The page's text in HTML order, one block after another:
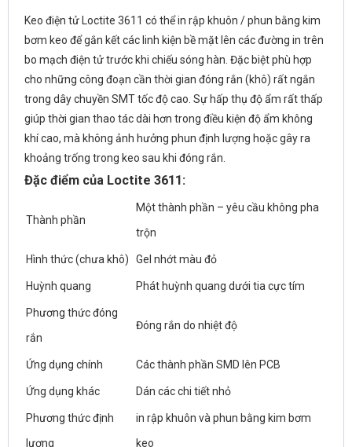
Keo điện tử Loctite 3611 có thể in rập khuôn / phun bằng kim
bơm keo để gắn kết các linh kiện bề mặt lên các đường in trên
bo mạch điện tử trước khi chiếu sóng hàn. Đặc biệt phù hợp
cho những công đoạn cần thời gian đóng rắn (khô) rất ngắn
trong dây chuyền SMTtốc độ cao. Sự hấp thụ độ ẩm rất thấp
giúp thời gian thao tác dài hơn trong điều kiện độ ẩm không
khí cao, mà không ảnh hưởng phun định lượng hoặc gây ra
khoảng trống trong keo sau khi đóng rắn.
Đặc điểm của Loctite 3611:
Thành phần
Một thành phần – yêu cầu không pha
trộn
Hình thức (chưa khô) Gel nhớt màu đỏ
Huỳnh quang Phát huỳnh quang dưới tia cực tím
Phương thức đóng
rắn
Đóng rắn do nhiệt độ
Ứng dụng chính Các thành phần SMD lên PCB
Ứng dụng khác Dán các chi tiết nhỏ
Phương thức định
lượng
in rập khuôn và phun bằng kim bơm
keo